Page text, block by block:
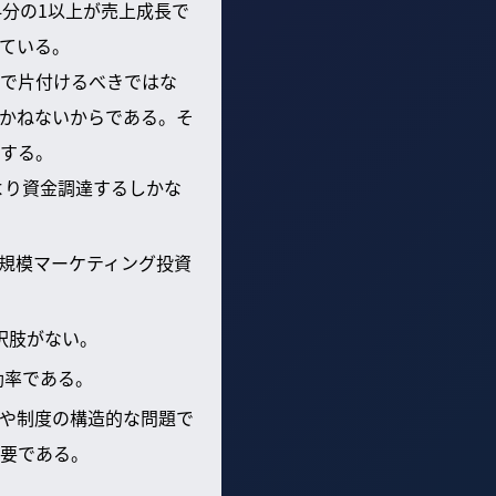
の1以上が売上成長で
いる。
片付けるべきではな
ねないからである。そ
る。
資金調達するしかな
模マーケティング投資
がない。
である。
制度の構造的な問題で
である。